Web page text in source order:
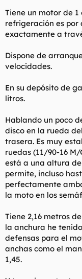
Tiene un motor de
refrigeración es por
exactamente a
Dispone de
velocidades.
En su depósito de
litros.
Hablando un poco
disco en la rueda
trasera. Es muy
ruedas (11/90-16 M/
está a una altura
permite, incluso
perfectamente
la moto en los
Tiene 2,16 metros
la anchura he
defensas para el
anchas como el
1,45.